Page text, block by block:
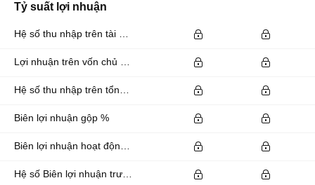
Tỷ suất lợi nhuận
Biên lợi nhuận gộp %